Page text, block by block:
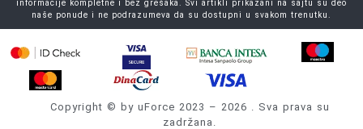
informacije kompletne i bez grešaka. Svi artikli prikazani na sajtu su deo
naše ponude i ne podrazumeva da su dostupni u svakom trenutku.
Copyright © by uForce 2023 – 2026 . Sva prava su
zadržana.